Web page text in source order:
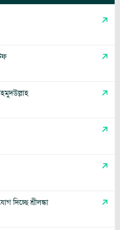
দিচ্ছে শ্রীলঙ্কা